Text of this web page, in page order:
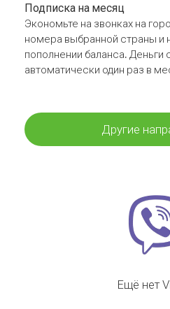
Подписка на месяц
Экономьте на звонках на
номера выбранной страны и
пополнении баланса. Деньги
автоматически один раз в
Другие
Ещё нет